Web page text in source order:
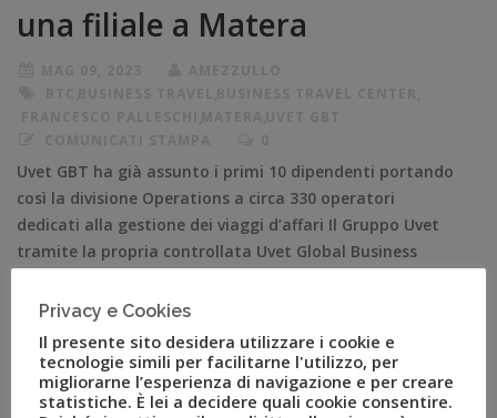
una filiale a Matera
Uvet GBT ha già assunto i primi 10 dipendenti portando
così la divisione Operations a circa 330 operatori
dedicati alla gestione dei viaggi d’affari Il Gruppo Uvet
tramite la propria controllata Uvet Global Business
Express Global Business Travel leader italiana nelle
soluzioni per i […]
Privacy e Cookies
Il presente sito desidera utilizzare i cookie e
tecnologie simili per facilitarne l'utilizzo, per
migliorarne l’esperienza di navigazione e per creare
statistiche. È lei a decidere quali cookie consentire.